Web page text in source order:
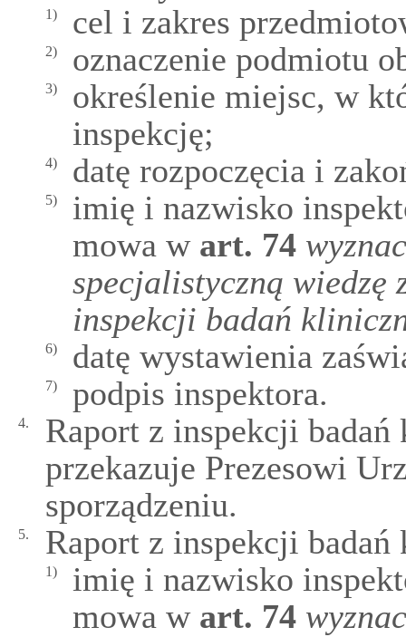
1) cel i zakres
2) oznaczenie podmiotu
3)
określenie miejsc, w
inspekcję;
4) datę rozpoczęcia i
5)
imię i nazwisko
mowa wart. 74
specjalistyczną wiedzę
inspekcji badań
6) datę wystawienia
7) podpis inspektora.
4.
Raport z inspekcji
przekazuje Prezesowi
sporządzeniu.
5. Raport z inspekcji
1)
imię i nazwisko
mowa wart. 74